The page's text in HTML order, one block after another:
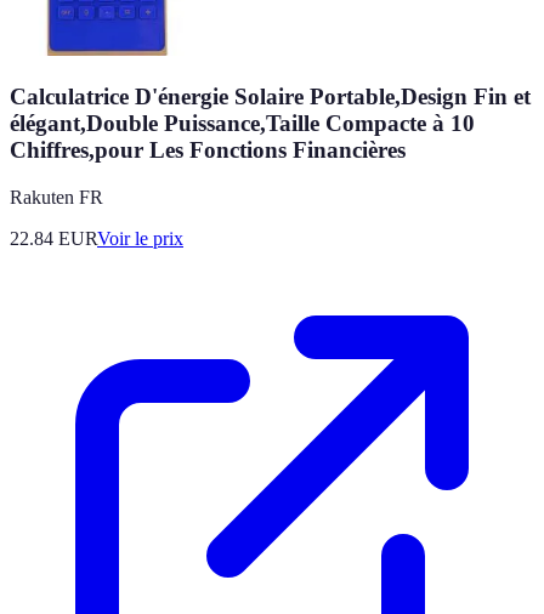
Calculatrice D'énergie Solaire Portable,Design Fin et
élégant,Double Puissance,Taille Compacte à 10
Chiffres,pour Les Fonctions Financières
Rakuten FR
22.84 EURVoir le prix